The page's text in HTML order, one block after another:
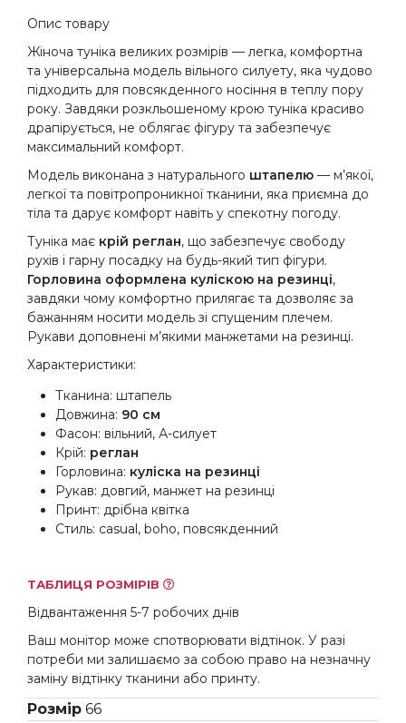
Опис товару
Жіноча туніка великих розмірів — легка, комфортна
та універсальна модель вільного силуету, яка чудово
підходить для повсякденного носіння в теплу пору
року. Завдяки розкльошеному крою туніка красиво
драпірується, не облягає фігуру та забезпечує
максимальний комфорт.
Модель виконана з натурального штапелю — м’якої,
легкої та повітропроникної тканини, яка приємна до
тіла та дарує комфорт навіть у спекотну погоду.
Туніка має крій реглан, що забезпечує свободу
рухів і гарну посадку на будь-який тип фігури.
Горловина оформлена куліскою на резинці,
завдяки чому комфортно прилягає та дозволяє за
бажанням носити модель зі спущеним плечем.
Рукави доповнені м’якими манжетами на резинці.
Характеристики:
Тканина: штапель
Довжина: 90 см
Фасон: вільний, А-силует
Крій: реглан
Горловина: куліска на резинці
Рукав: довгий, манжет на резинці
Принт: дрібна квітка
Стиль: casual, boho, повсякденний
ТАБЛИЦЯ РОЗМІРІВ
Відвантаження 5-7 робочих днів
Ваш монітор може спотворювати відтінок. У разі
потреби ми залишаємо за собою право на незначну
заміну відтінку тканини або принту.
Розмір 66